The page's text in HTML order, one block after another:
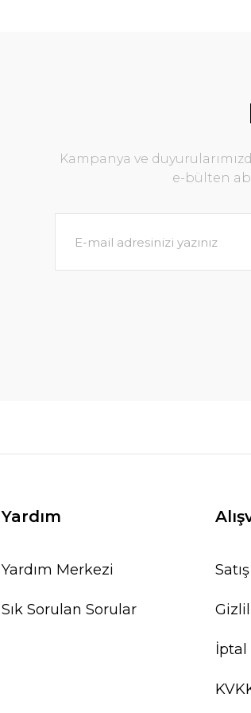
Kampanya ve
e-bülten
Yardım
Yardım Merkezi
Sık Sorulan Sorular
İptal